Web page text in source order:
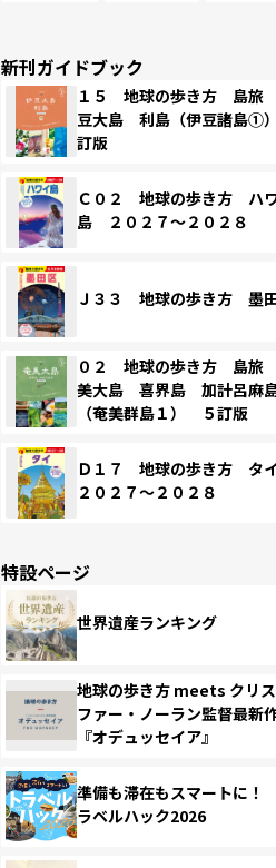
新刊ガイドブック
１５ 地球の歩き方 島旅
豆大島 利島（伊豆諸島①
訂版
Ｃ０２ 地球の歩き方 ハ
島 ２０２７～２０２８
Ｊ３３ 地球の歩き方 墨
０２ 地球の歩き方 島旅
美大島 喜界島 加計呂麻
（奄美群島１） ５訂版
Ｄ１７ 地球の歩き方 タ
２０２７～２０２８
特設ページ
世界遺産ランキング
地球の歩き方 meets クリ
ファー・ノーラン監督最新
『オデュッセイア』
準備も滞在もスマートに
ラベルハック2026